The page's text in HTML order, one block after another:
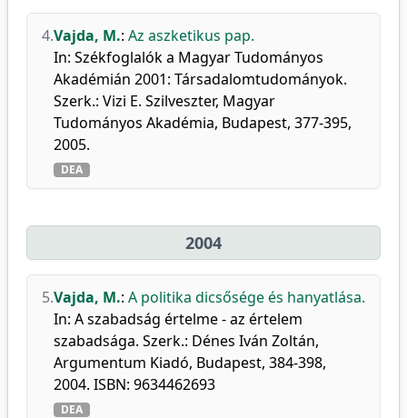
4.Vajda, M.: Az aszketikus pap.
In: Székfoglalók a Magyar Tudományos
Akadémián 2001: Társadalomtudományok.
Szerk.: Vizi E. Szilveszter, Magyar
Tudományos Akadémia, Budapest, 377-395,
2005.
DEA
2004
5.Vajda, M.: A politika dicsősége és hanyatlása.
In: A szabadság értelme - az értelem
szabadsága. Szerk.: Dénes Iván Zoltán,
Argumentum Kiadó, Budapest, 384-398,
2004. ISBN: 9634462693
DEA